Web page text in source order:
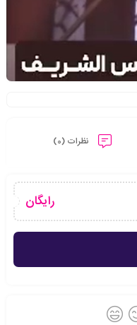
نظرات (0)
رایگان